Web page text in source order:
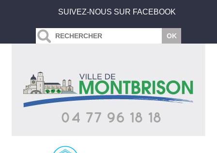
SUIVEZ-NOUS SUR FACEBOOK